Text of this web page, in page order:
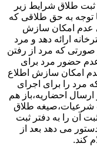
طلاق شرایط زیر
به حق طلاقی که
عدم امکان سازش
ارائه دهد و مرد
صورتی که مرد از رفتن
عدم حضور مرد برای
امکان سازش اطلاع
مرد را برای اجرای
احضاریه،باز هم
شرعیات،صیغه طلاق
آن را به دفتر ثبت
می دهد بعد از
کند.